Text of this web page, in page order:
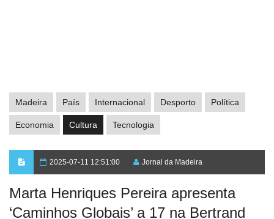
Madeira País Internacional Desporto Política
Economia Cultura Tecnologia
2025-07-11 12:51:00 Jornal da Madeira
Marta Henriques Pereira apresenta
‘Caminhos Globais’ a 17 na Bertrand